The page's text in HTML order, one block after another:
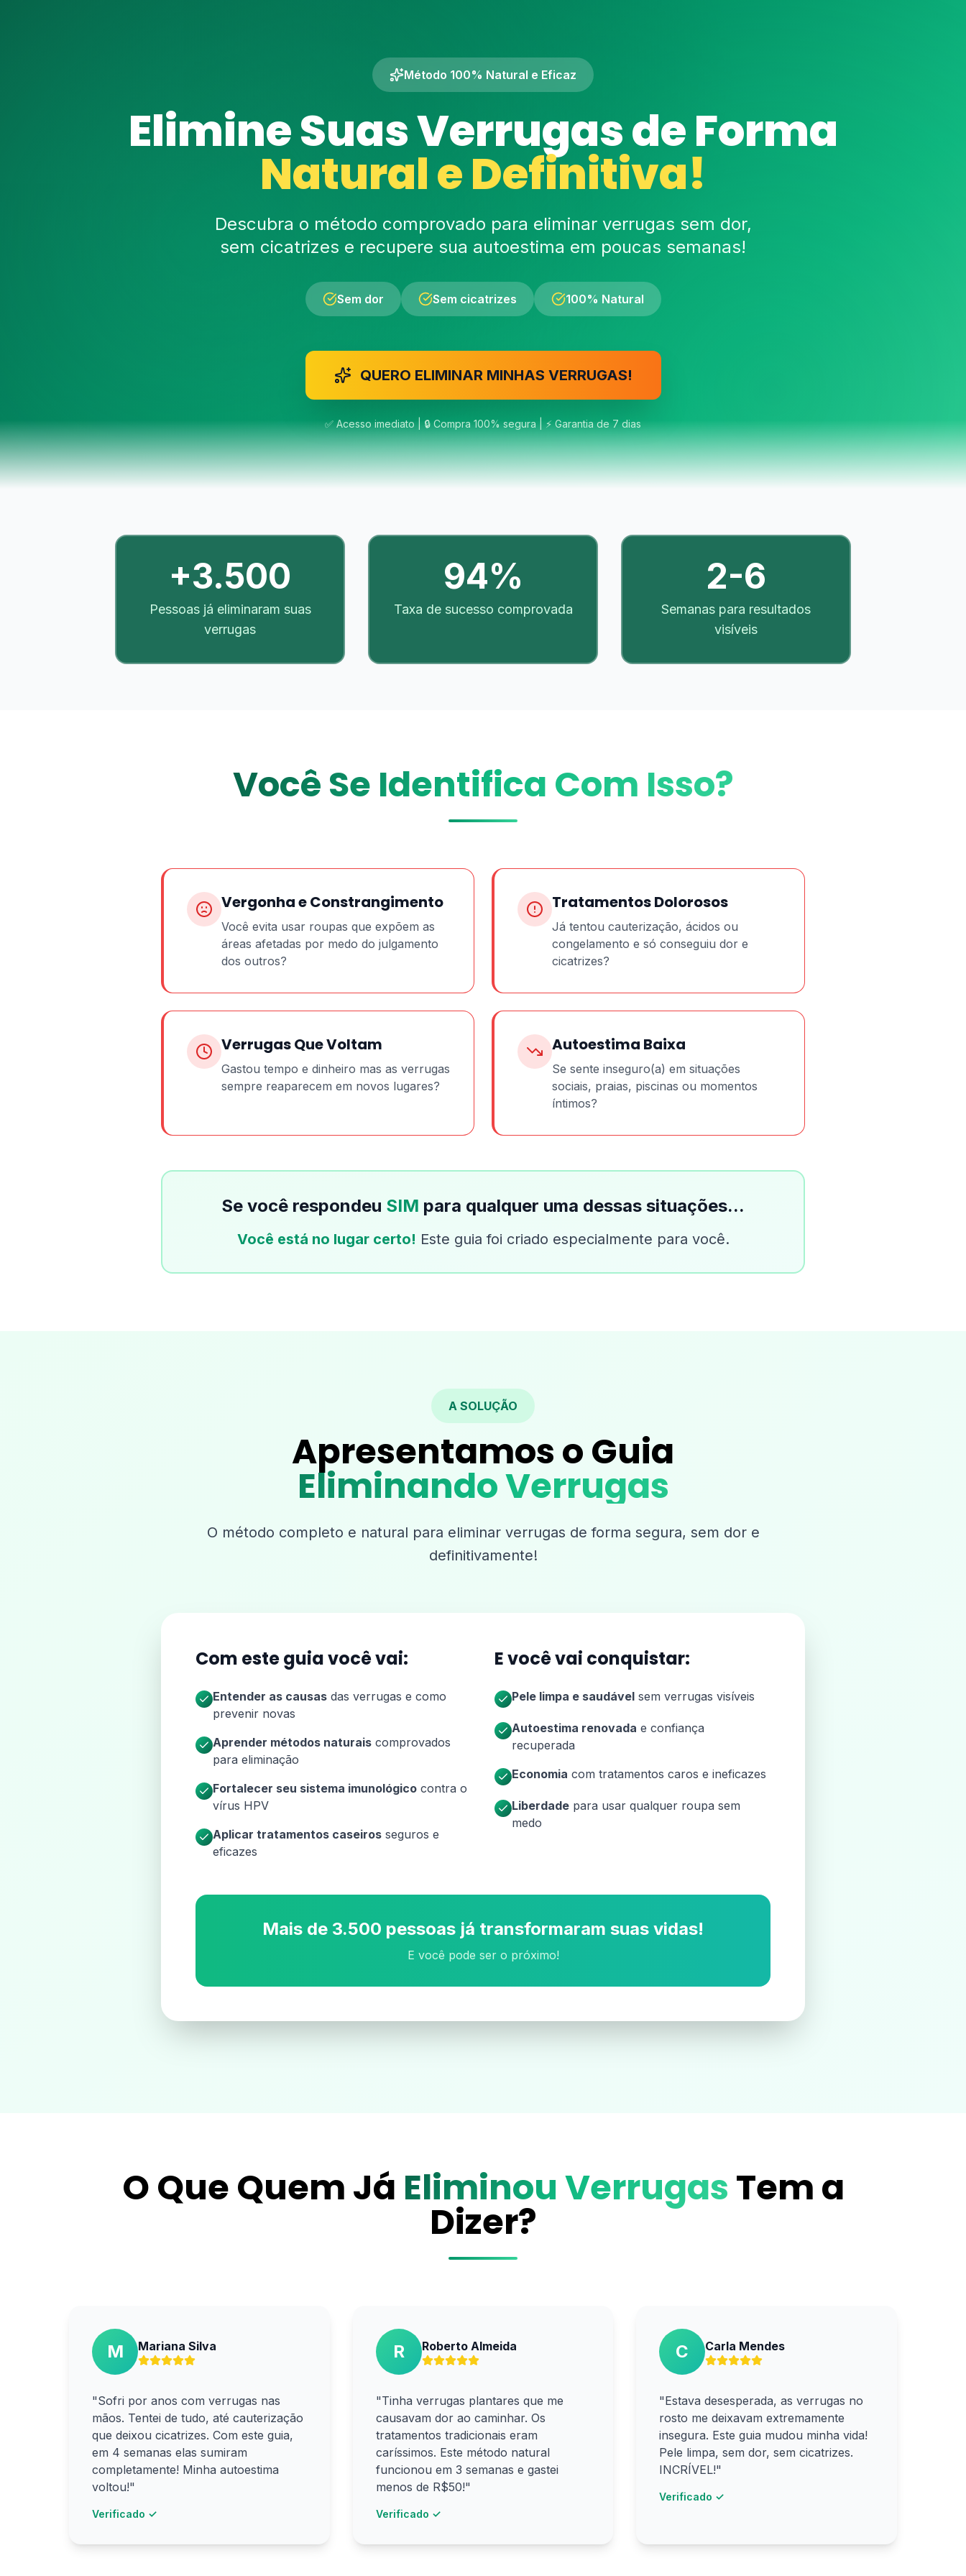
Método 100% Natural e Eficaz
Elimine Suas Verrugas de Forma
Natural e Definitiva!
Descubra o método comprovado para eliminar verrugas sem dor,
sem cicatrizes e recupere sua autoestima em poucas semanas!
Sem dor Sem cicatrizes 100% Natural
QUERO ELIMINAR MINHAS VERRUGAS!
✅ Acesso imediato | 🔒 Compra 100% segura | ⚡ Garantia de 7 dias
+3.500
Pessoas já eliminaram suas
verrugas
94%
Taxa de sucesso comprovada
2-6
Semanas para resultados
visíveis
Você Se Identifica Com Isso?
Vergonha e Constrangimento
Você evita usar roupas que expõem as
áreas afetadas por medo do julgamento
dos outros?
Tratamentos Dolorosos
Já tentou cauterização, ácidos ou
congelamento e só conseguiu dor e
cicatrizes?
Verrugas Que Voltam
Gastou tempo e dinheiro mas as verrugas
sempre reaparecem em novos lugares?
Autoestima Baixa
Se sente inseguro(a) em situações
sociais, praias, piscinas ou momentos
íntimos?
Se você respondeu SIM para qualquer uma dessas situações...
Você está no lugar certo! Este guia foi criado especialmente para você.
A SOLUÇÃO
Apresentamos o Guia
Eliminando Verrugas
O método completo e natural para eliminar verrugas de forma segura, sem dor e
definitivamente!
Com este guia você vai:
Entender as causas das verrugas e como
prevenir novas
Aprender métodos naturais comprovados
para eliminação
Fortalecer seu sistema imunológico contra o
vírus HPV
Aplicar tratamentos caseiros seguros e
eficazes
E você vai conquistar:
Pele limpa e saudável sem verrugas visíveis
Autoestima renovada e confiança
recuperada
Economia com tratamentos caros e ineficazes
Liberdade para usar qualquer roupa sem
medo
Mais de 3.500 pessoas já transformaram suas vidas!
E você pode ser o próximo!
O Que Quem Já Eliminou VerrugasTem a
Dizer?
M Mariana Silva
"Sofri por anos com verrugas nas
mãos. Tentei de tudo, até cauterização
que deixou cicatrizes. Com este guia,
em 4 semanas elas sumiram
completamente! Minha autoestima
voltou!"
Verificado ✓
R Roberto Almeida
"Tinha verrugas plantares que me
causavam dor ao caminhar. Os
tratamentos tradicionais eram
caríssimos. Este método natural
funcionou em 3 semanas e gastei
menos de R$50!"
Verificado ✓
C Carla Mendes
"Estava desesperada, as verrugas no
rosto me deixavam extremamente
insegura. Este guia mudou minha vida!
Pele limpa, sem dor, sem cicatrizes.
INCRÍVEL!"
Verificado ✓